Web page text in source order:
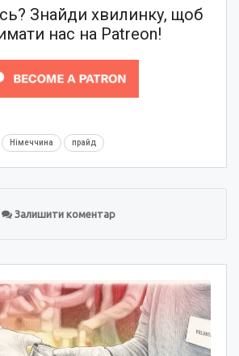
Знайди хвилинку, щоб
нас на Patreon!
Німеччина прайд
Залишити коментар